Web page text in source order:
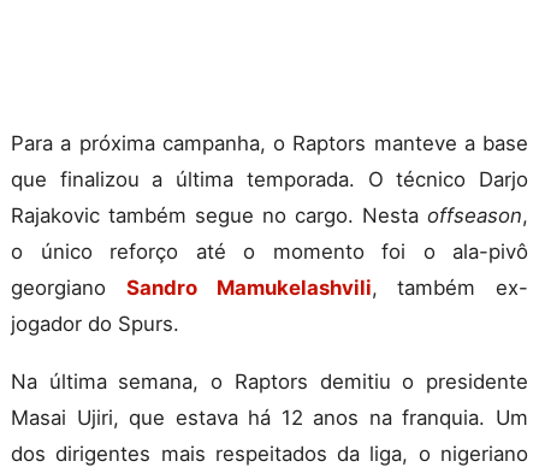
Para a próxima campanha, o Raptors manteve a base
que finalizou a última temporada. O técnico Darjo
Rajakovic também segue no cargo. Nesta offseason,
o único reforço até o momento foi o ala-pivô
georgiano Sandro Mamukelashvili, também ex-
jogador do Spurs.
Na última semana, o Raptors demitiu o presidente
Masai Ujiri, que estava há 12 anos na franquia. Um
dos dirigentes mais respeitados da liga, o nigeriano